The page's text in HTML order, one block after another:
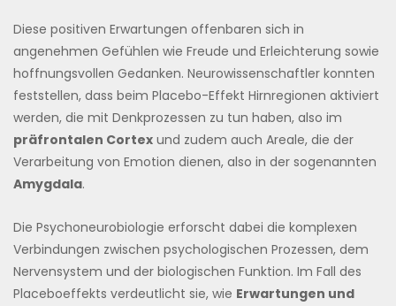
Diese positiven Erwartungen offenbaren sich in
angenehmen Gefühlen wie Freude und Erleichterung sowie
hoffnungsvollen Gedanken. Neurowissenschaftler konnten
feststellen, dass beim Placebo-Effekt Hirnregionen aktiviert
werden, die mit Denkprozessen zu tun haben, also im
präfrontalen Cortex und zudem auch Areale, die der
Verarbeitung von Emotion dienen, also in der sogenannten
Amygdala.
Die Psychoneurobiologie erforscht dabei die komplexen
Verbindungen zwischen psychologischen Prozessen, dem
Nervensystem und der biologischen Funktion. Im Fall des
Placeboeffekts verdeutlicht sie, wie Erwartungen und